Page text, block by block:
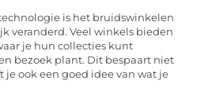
is het bruidswinkelen
veranderd. Veel winkels bieden
je hun collecties kunt
bezoek plant. Dit bespaart niet
je ook een goed idee van wat je